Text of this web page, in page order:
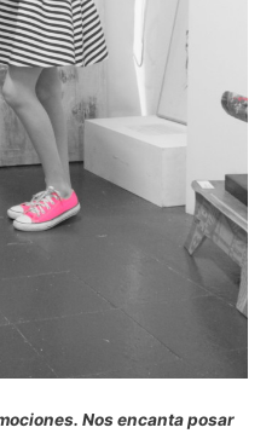
Nos encanta posar